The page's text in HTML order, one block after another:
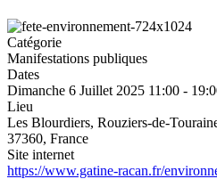
Catégorie
Manifestations publiques
Dates
Dimanche 6 Juillet 2025 11:00 -
Lieu
Les Blourdiers, Rouziers-de-
37360, France
Site internet
https://www.gatine-racan.fr/